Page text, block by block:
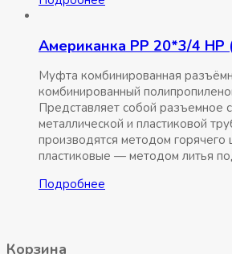
Американка РР 20*3/4 НР
Муфта комбинированная
комбинированный
Представляет собой разъемное
металлической и пластиковой
производятся методом горячего
пластиковые — методом литья
Подробнее
Корзина